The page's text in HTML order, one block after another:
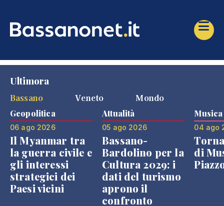
Ultimora
Bassano
Veneto Mondo
Geopolitica
06 ago 2026
Il Myanmar tra
la guerra civile e
gli interessi
strategici dei
Paesi vicini
Attualità
05 ago 2026
Bassano-
Bardolino per la
Cultura 2029: i
dati del turismo
aprono il
confronto
Musica
04 ago
di